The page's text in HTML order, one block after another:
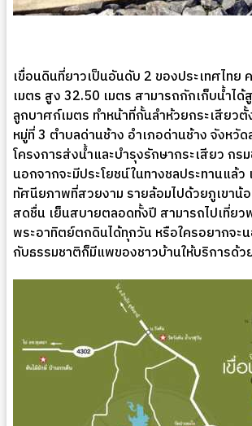
เขื่อนดินที่ยาวเป็นอันดับ 2 ของประเทศไทย
เมตร สูง 32.50 เมตร สามารถกักเก็บน้ำไ
ลูกบาศก์เมตร ทำหน้าที่กั้นลำห้วยกระเสียว
หมู่ที่ 3 ตำบลด่านช้าง อำเภอด่านช้าง จังห
โครงการส่งน้ำและบำรุงรักษากระเสียว กร
นอกจากจะมีประโยชน์ในทางชลประทานแล้
ทัศนียภาพที่สวยงาม รายล้อมไปด้วยภูเขาน้
สดชื่น เย็นสบายตลอดทั้งปี สามารถไปเที่ย
พระอาทิตย์ตกดินได้ทุกวัน หรือใครอยากจ
กับธรรมชาติก็มีแพของชาวบ้านให้บริการด้ว